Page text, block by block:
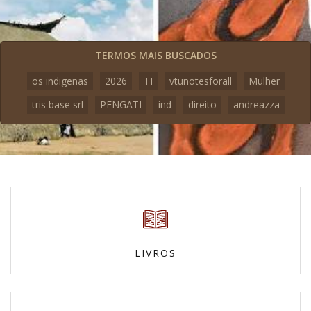
TERMOS MAIS BUSCADOS
os indigenas
2026 TI vtunotesforall
Mulher
tris base srl
PENGATI ind direito andreazza
LIVROS